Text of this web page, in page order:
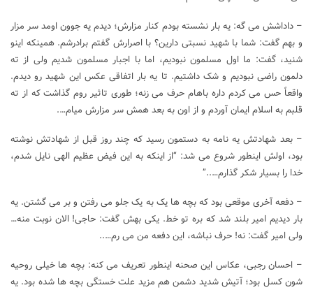
– داداشش می گه: یه بار نشسته بودم کنار مزارش؛ دیدم یه جوون اومد سر مزار
و بهم گفت: شما با شهید نسبتی دارین؟ با اصرارش گفتم برادرشم. همینکه اینو
شنید، گفت: ما اول مسلمون نبودیم، اما با اجبار مسلمون شدیم ولی از ته
دلمون راضی نبودیم و شک داشتیم. تا یه بار اتفاقی عکس این شهید رو دیدم.
واقعاً حس می کردم داره باهام حرف می زنه؛ طوری تاثیر روم گذاشت که از ته
قلبم به اسلام ایمان آوردم و از اون به بعد همش سر مزارش میام….
– بعد شهادتش یه نامه به دستمون رسید که چند روز قبل از شهادتش نوشته
بود، اولش اینطور شروع می شد: “از اینکه به این فیض عظیم الهی نایل شدم،
خدا را بسیار شکر گذارم…..”
– دفعه آخری موقعی بود که بچه ها یک به یک جلو می رفتن و بر می گشتن. یه
بار دیدیم امیر بلند شد که بره تو خط. یکی بهش گفت: حاجی! الان نوبت منه…
ولی امیر گفت: نه! حرف نباشه، این دفعه من می رم…..
– احسان رجبی، عکاس این صحنه اینطور تعریف می کنه: بچه ها خیلی روحیه
شون کسل بود؛ آتیش شدید دشمن هم مزید علت خستگی بچه ها شده بود. یه